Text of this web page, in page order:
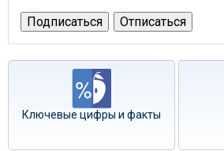
Ключевые цифры и факты